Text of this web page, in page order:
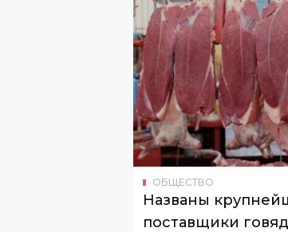
ОБЩЕСТВО
Названы
поставщики